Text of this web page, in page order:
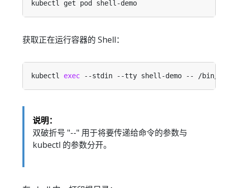
获取正在运行容器的 Shell：
kubectl exec
说明：
双破折号 "--" 用于将要传递给命令的参数与
kubectl 的参数分开。